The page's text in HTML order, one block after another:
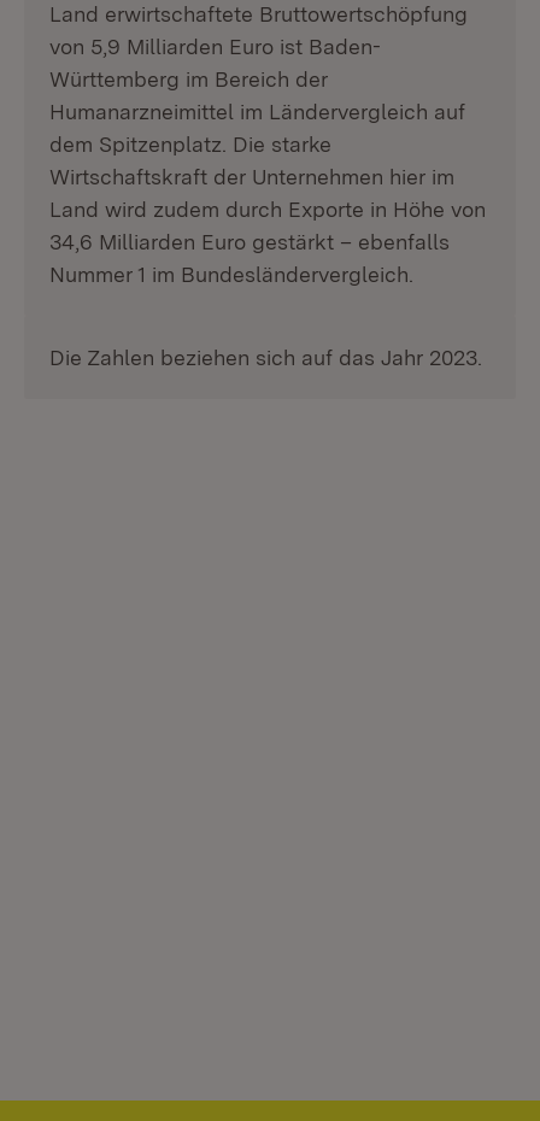
Land erwirtschaftete Bruttowertschöpfung
von 5,9 Milliarden Euro ist Baden-
Württemberg im Bereich der
Humanarzneimittel im Ländervergleich auf
dem Spitzenplatz. Die starke
Wirtschaftskraft der Unternehmen hier im
Land wird zudem durch Exporte in Höhe von
34,6 Milliarden Euro gestärkt – ebenfalls
Nummer 1 im Bundesländervergleich.
Die Zahlen beziehen sich auf das Jahr 2023.